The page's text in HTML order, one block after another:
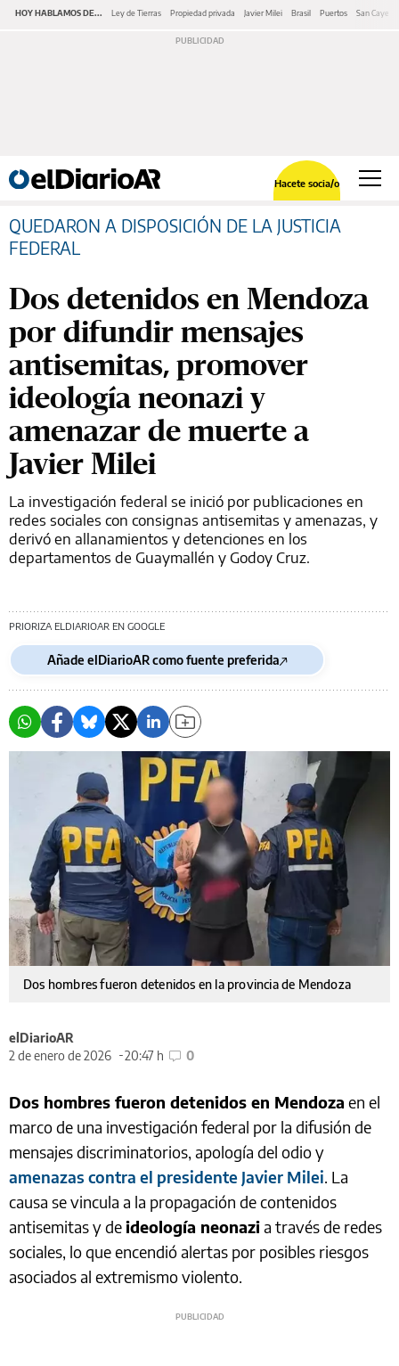
HOY HABLAMOS DE... Ley de Tierras Propiedad privada Javier Milei Brasil Puertos San
Hacete socia/o
QUEDARON A DISPOSICIÓN DE LA JUSTICIA
FEDERAL
Dos detenidos en Mendoza
por difundir mensajes
antisemitas, promover
ideología neonazi y
amenazar de muerte a
Javier Milei
La investigación federal se inició por publicaciones en
redes sociales con consignas antisemitas y amenazas, y
derivó en allanamientos y detenciones en los
departamentos de Guaymallén y Godoy Cruz.
PRIORIZA ELDIARIOAR EN GOOGLE
Añade elDiarioAR como fuente preferida
Dos hombres fueron detenidos en la provincia de Mendoza
elDiarioAR
2 de enero de 2026
20:47 h 0
Dos hombres fueron detenidos en Mendoza en el
marco de una investigación federal por la difusión de
mensajes discriminatorios, apología del odio y
amenazas contra el presidente Javier Milei. La
causa se vincula a la propagación de contenidos
antisemitas y deideología neonazia través de redes
sociales, lo que encendió alertas por posibles riesgos
asociados al extremismo violento.